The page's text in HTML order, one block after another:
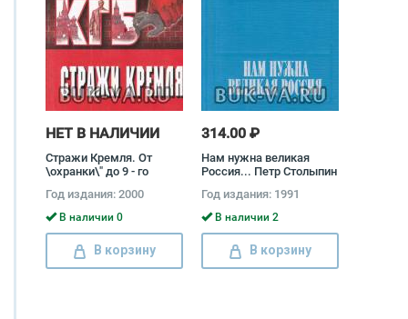
НЕТ В НАЛИЧИИ
Стражи Кремля. От
\охранки\" до 9 - го
Дерябин
Год издания: 2000
В наличии 0
В корзину
314.00 ₽
Нам нужна великая
Россия... Петр Столыпин
Год издания: 1991
В наличии 2
В корзину